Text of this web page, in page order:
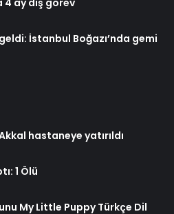
4 ay dış görev
İstanbul Boğazı’nda gemi
hastaneye yatırıldı
1 Ölü
My Little Puppy Türkçe Dil